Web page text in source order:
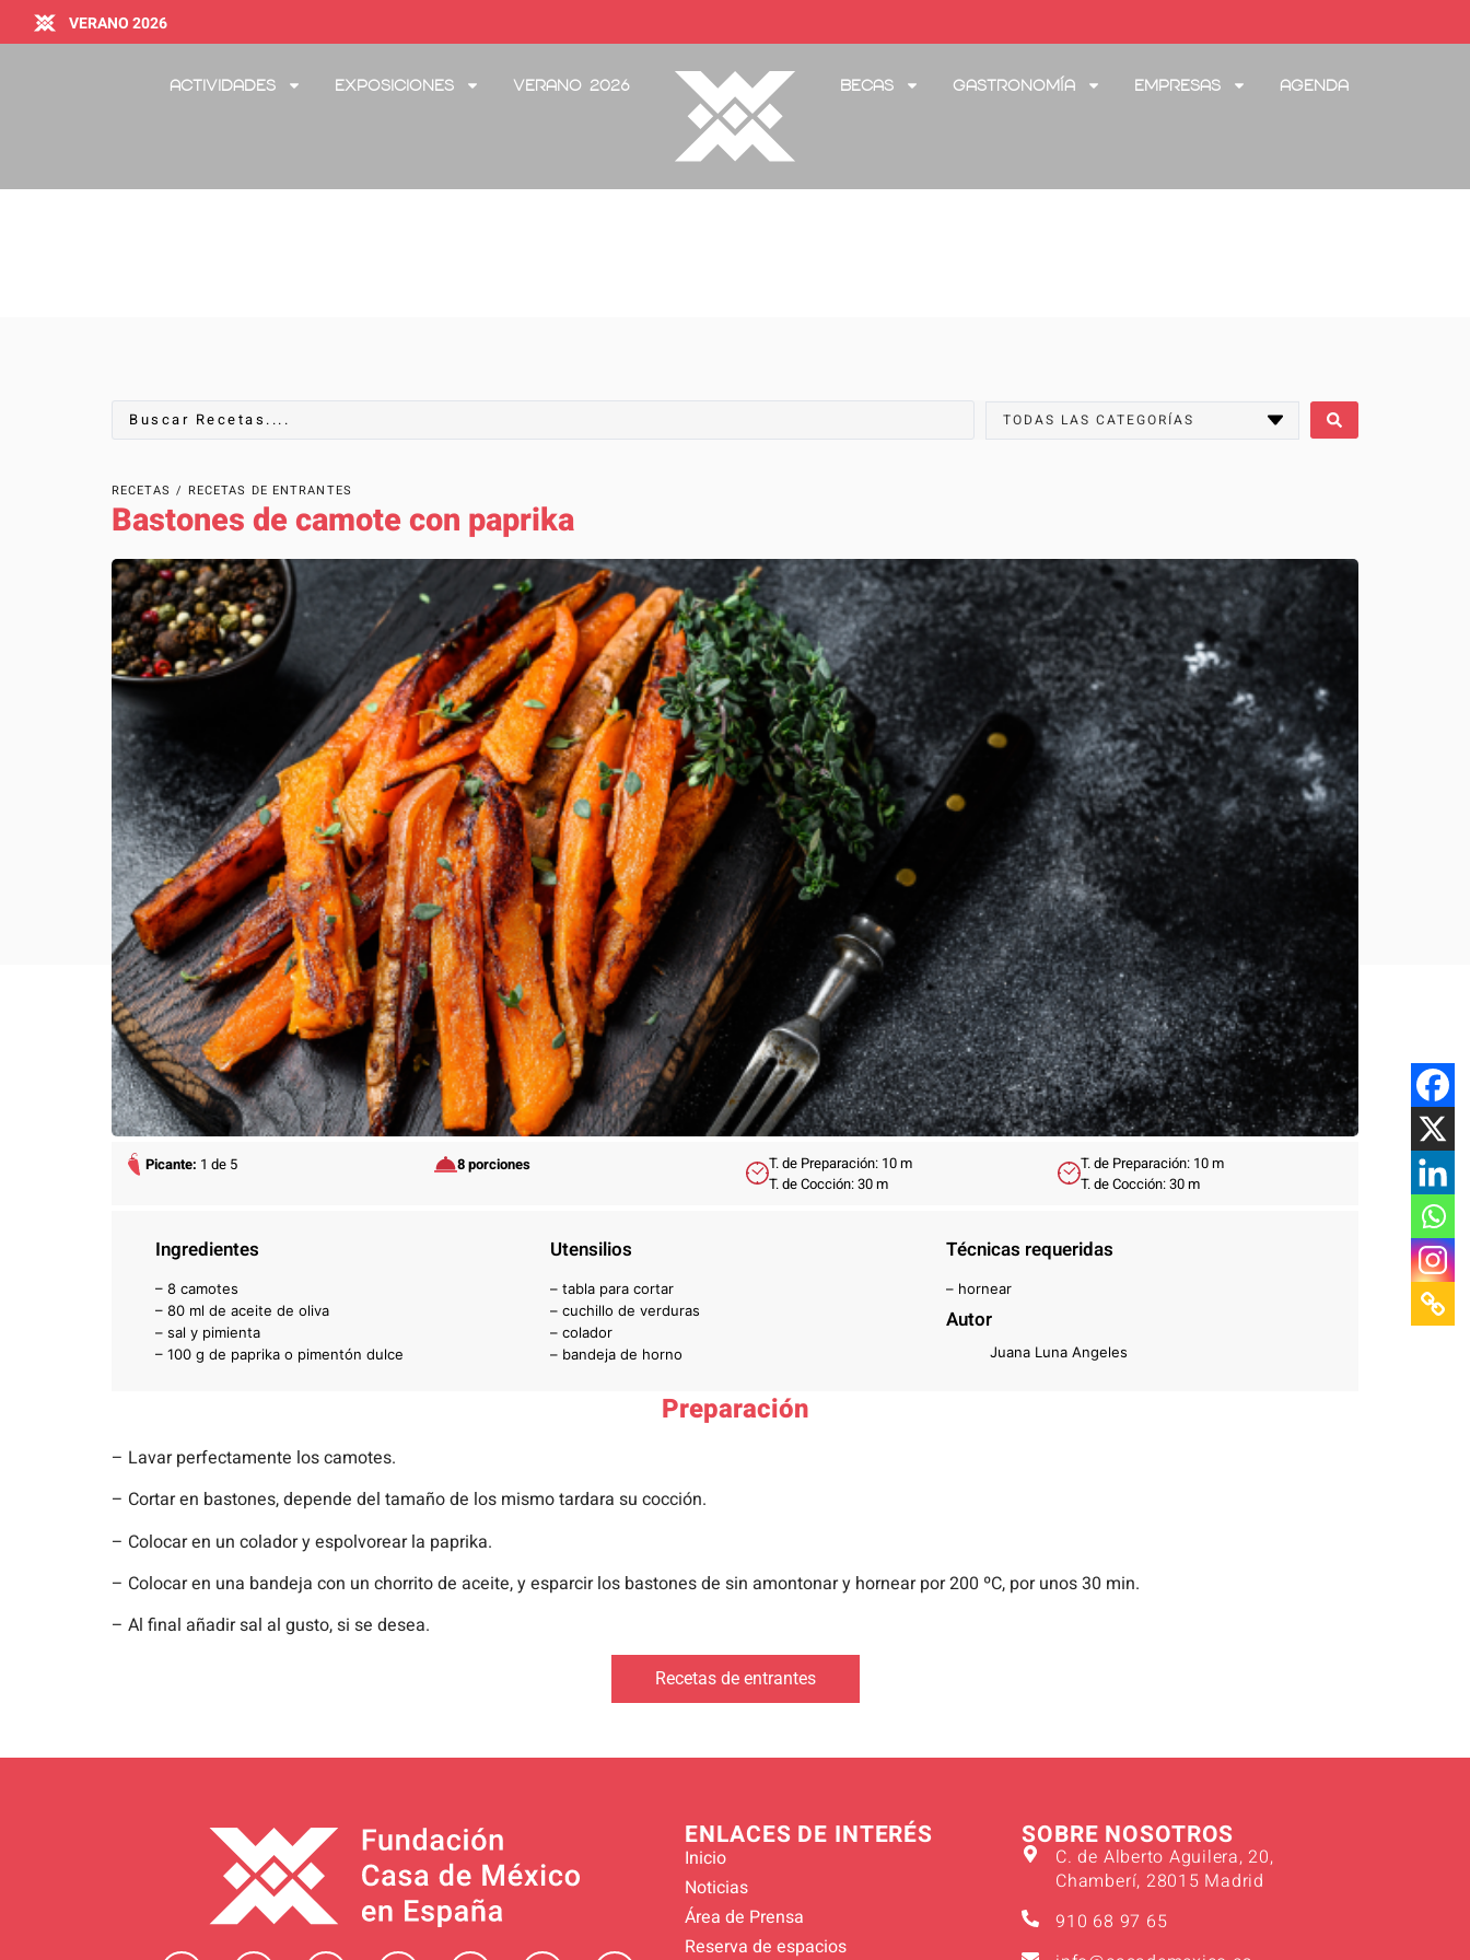
VERANO 2026
Actividades Exposiciones Verano 2026 Becas Gastronomía Empresas Agenda
RECETAS / RECETAS DE ENTRANTES
Bastones de camote con paprika
Picante: 1 de 5 8 porciones
T. de Preparación: 10 m
T. de Cocción: 30 m
T. de Preparación: 10 m
T. de Cocción: 30 m
Ingredientes
– 8 camotes
– 80 ml de aceite de oliva
– sal y pimienta
– 100 g de paprika o pimentón dulce
Utensilios
– tabla para cortar
– cuchillo de verduras
– colador
– bandeja de horno
Técnicas requeridas
– hornear
Autor
Juana Luna Angeles
Preparación
– Lavar perfectamente los camotes.
– Cortar en bastones, depende del tamaño de los mismo tardara su cocción.
– Colocar en un colador y espolvorear la paprika.
– Colocar en una bandeja con un chorrito de aceite, y esparcir los bastones de sin amontonar y hornear por 200 ºC, por unos 30 min.
– Al final añadir sal al gusto, si se desea.
Recetas de entrantes
ENLACES DE INTERÉS
Inicio
Noticias
Área de Prensa
Reserva de espacios
SOBRE NOSOTROS
C. de Alberto Aguilera, 20,
Chamberí, 28015 Madrid
910 68 97 65